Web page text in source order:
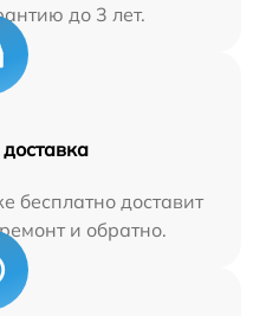
до 3 лет.
бесплатно доставит
и обратно.